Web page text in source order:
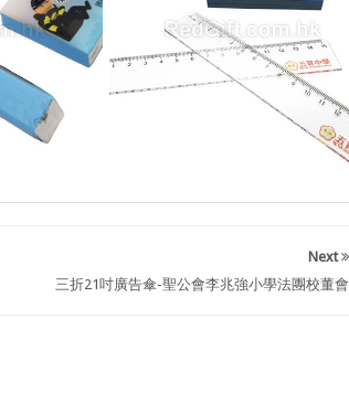
Next
三折21吋廣告傘-聖公會李兆強小學法團校董會